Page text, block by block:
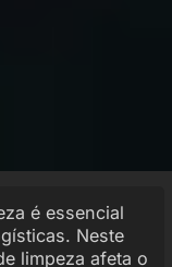
é essencial
Neste
limpeza afeta o